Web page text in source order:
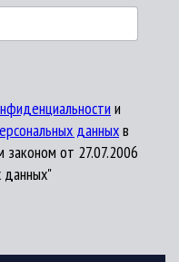
и
данныхв
от 27.07.2006